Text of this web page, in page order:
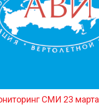
СМИ 23 марта